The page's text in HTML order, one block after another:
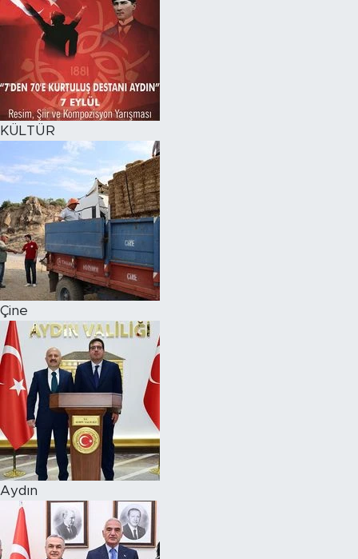
KÜLTÜR
Çine
Aydın